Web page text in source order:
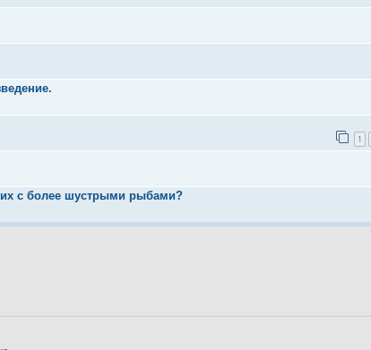
1
с более шустрыми рыбами?